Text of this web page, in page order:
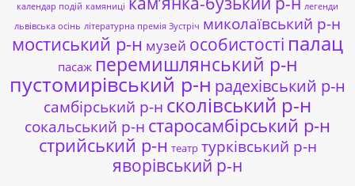
календар подій камяниці
легенди
львівська осінь літературна премія Зустріч миколаївський р-н
мостиський р-н музей особистості палац
пасаж перемишлянський р-н
пустомирівський р-н радехівський р-н
самбірський р-н сколівський р-н
сокальський р-н старосамбірський р-н
стрийський р-н театр турківський р-н
яворівський р-н